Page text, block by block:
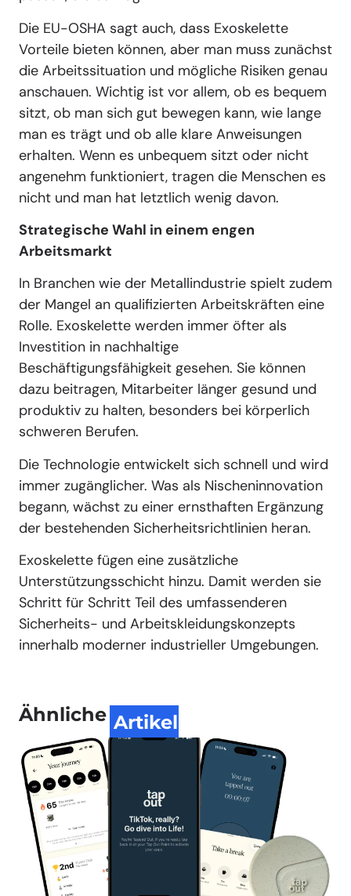
Die EU-OSHA sagt auch, dass Exoskelette
Vorteile bieten können, aber man muss zunächst
die Arbeitssituation und mögliche Risiken genau
anschauen. Wichtig ist vor allem, ob es bequem
sitzt, ob man sich gut bewegen kann, wie lange
man es trägt und ob alle klare Anweisungen
erhalten. Wenn es unbequem sitzt oder nicht
angenehm funktioniert, tragen die Menschen es
nicht und man hat letztlich wenig davon.
Strategische Wahl in einem engen
Arbeitsmarkt
In Branchen wie der Metallindustrie spielt zudem
der Mangel an qualifizierten Arbeitskräften eine
Rolle. Exoskelette werden immer öfter als
Investition in nachhaltige
Beschäftigungsfähigkeit gesehen. Sie können
dazu beitragen, Mitarbeiter länger gesund und
produktiv zu halten, besonders bei körperlich
schweren Berufen.
Die Technologie entwickelt sich schnell und wird
immer zugänglicher. Was als Nischeninnovation
begann, wächst zu einer ernsthaften Ergänzung
der bestehenden Sicherheitsrichtlinien heran.
Exoskelette fügen eine zusätzliche
Unterstützungsschicht hinzu. Damit werden sie
Schritt für Schritt Teil des umfassenderen
Sicherheits- und Arbeitskleidungskonzepts
innerhalb moderner industrieller Umgebungen.
Ähnliche Artikel